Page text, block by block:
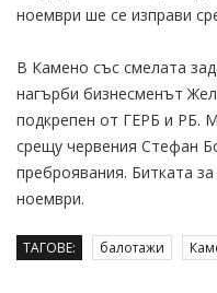
ноември ше се изправи
В Камено със смелата
нагърби бизнесменът
подкрепен от ГЕРБ и РБ.
срещу червения Стефан
преброявания. Битката
ноември.
ТАГОВЕ: балотажи